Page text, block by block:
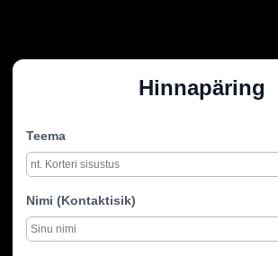
Hinnapäring
Teema
Nimi (Kontaktisik)